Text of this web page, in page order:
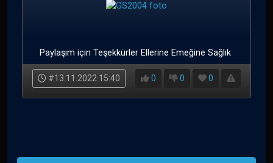
Paylaşım için Teşekkürler Ellerine Emeğine Sağlık
#13.11.2022 15:40 0 0 0